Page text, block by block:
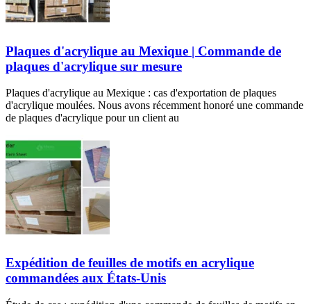
Plaques d'acrylique au Mexique | Commande de
plaques d'acrylique sur mesure
Plaques d'acrylique au Mexique : cas d'exportation de plaques
d'acrylique moulées. Nous avons récemment honoré une commande
de plaques d'acrylique pour un client au
Expédition de feuilles de motifs en acrylique
commandées aux États-Unis